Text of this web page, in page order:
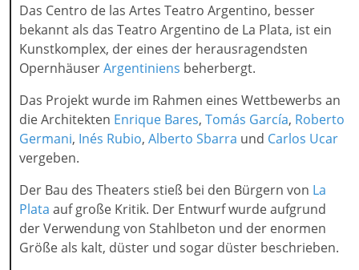
Das Centro de las Artes Teatro Argentino, besser
bekannt als das Teatro Argentino de La Plata, ist ein
Kunstkomplex, der eines der herausragendsten
OpernhäuserArgentiniens beherbergt.
Das Projekt wurde im Rahmen eines Wettbewerbs an
die Architekten Enrique Bares, Tomás García, Roberto
Germani, Inés Rubio, Alberto Sbarra und Carlos Ucar
vergeben.
Der Bau des Theaters stieß bei den Bürgern von La
Plata auf große Kritik. Der Entwurf wurde aufgrund
der Verwendung von Stahlbeton und der enormen
Größe als kalt, düster und sogar düster beschrieben.